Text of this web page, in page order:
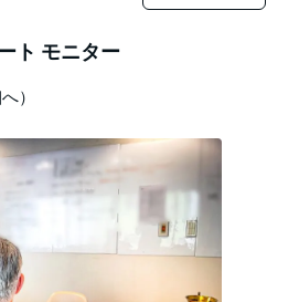
ト モニター
）